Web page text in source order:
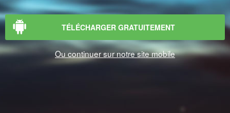
TÉLÉCHARGER GRATUITEMENT
Ou continuer sur notre site mobile